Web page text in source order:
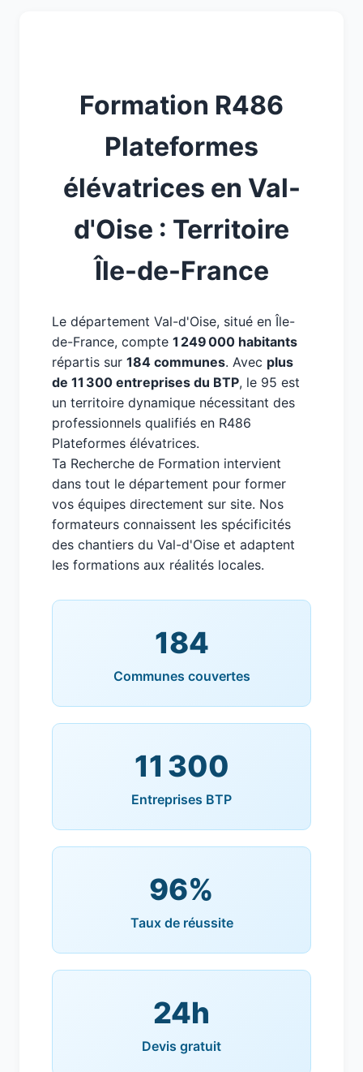
Formation R486
Plateformes
élévatrices en Val-
d'Oise : Territoire
Île-de-France
Le département Val-d'Oise, situé en Île-
de-France, compte 1 249 000 habitants
répartis sur 184 communes. Avec plus
de 11 300 entreprises du BTP, le 95 est
un territoire dynamique nécessitant des
professionnels qualifiés en R486
Plateformes élévatrices.
Ta Recherche de Formation intervient
dans tout le département pour former
vos équipes directement sur site. Nos
formateurs connaissent les spécificités
des chantiers du Val-d'Oise et adaptent
les formations aux réalités locales.
184
Communes couvertes
11 300
Entreprises BTP
96%
Taux de réussite
24h
Devis gratuit